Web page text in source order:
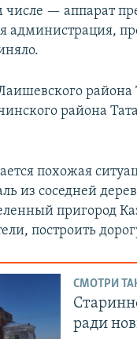
— аппарат
администрация,
района
похожая
из соседней
пригород
построить
СМОТРИ
ради